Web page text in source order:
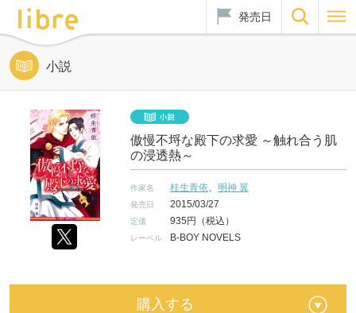
発売日
小説
傲慢不埒な殿下の求愛 ～触れ合う肌
の浸透熱～
作家名 桂生青依、 明神 翼
発売日 2015/03/27
定価 935円（税込）
レーベル B-BOY NOVELS
購入する